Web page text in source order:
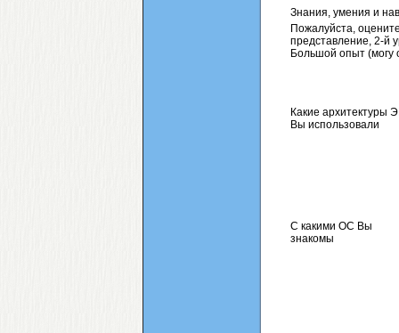
Знания, умения и
Пожалуйста,
представление, 2-й
Большой опыт (могу
Какие архитектуры
Вы использовали
С какими ОС Вы
знакомы